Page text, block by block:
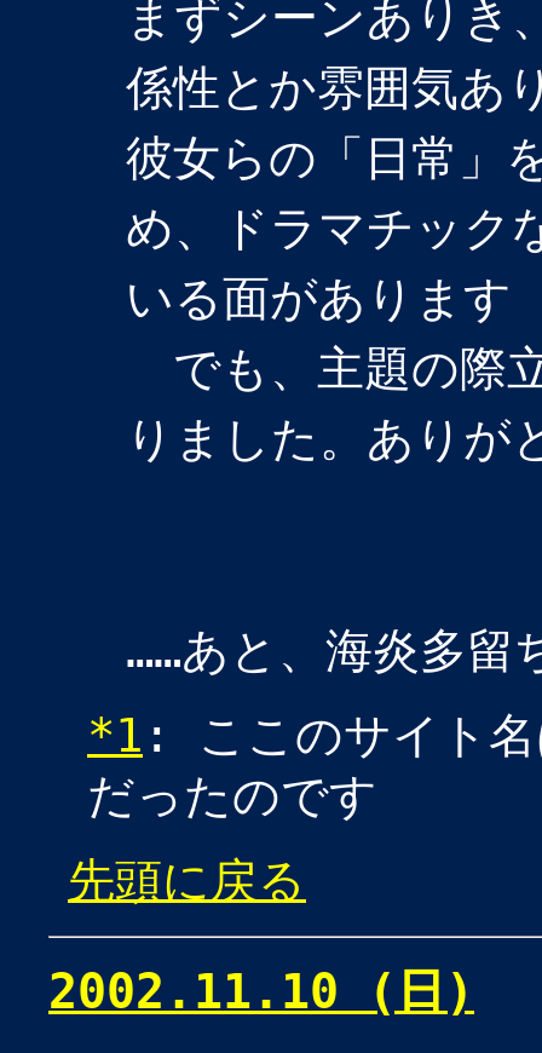
まずシーンありき
係性とか雰囲気あ
彼女らの「日常」
め、ドラマチック
いる面があります
でも、主題の際
りました。ありが
……あと、海炎多留
*1 : ここのサイト
だったのです
先頭に戻る
2002.11.10 (日)